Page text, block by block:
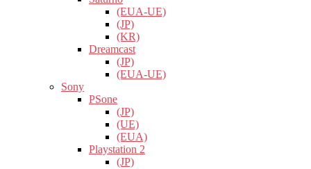
(EUA-UE)
(JP)
(KR)
Dreamcast
(JP)
(EUA-UE)
Sony
PSone
(JP)
(UE)
(EUA)
Playstation 2
(JP)